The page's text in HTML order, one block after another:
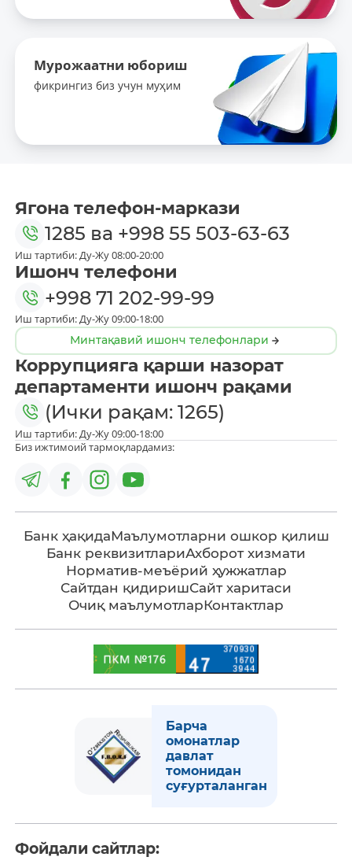
Мурожаатни юбориш
фикрингиз биз учун муҳим
Ягона телефон-маркази
1285 ва +998 55 503-63-63
Иш тартиби: Ду-Жу 08:00-20:00
Ишонч телефони
+998 71 202-99-99
Иш тартиби: Ду-Жу 09:00-18:00
Минтақавий ишонч телефонлари
Коррупцияга қарши назорат
департаменти ишонч рақами
(Ички рақам: 1265)
Иш тартиби: Ду-Жу 09:00-18:00
Биз ижтимоий тармоқлардамиз:
Банк ҳақидаМаълумотларни ошкор қилиш
Банк реквизитлариАхборот хизмати
Норматив-меъёрий ҳужжатлар
Сайтдан қидиришСайт харитаси
Очиқ маълумотларКонтактлар
Барча
омонатлар
давлат
томонидан
суғурталанган
Фойдали сайтлар: